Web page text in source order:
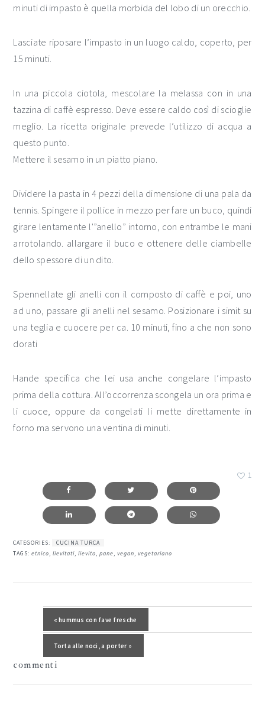
minuti di impasto è quella morbida del lobo di un orecchio.
Lasciate riposare l’impasto in un luogo caldo, coperto, per
15 minuti.
In una piccola ciotola, mescolare la melassa con in una
tazzina di caffè espresso. Deve essere caldo così di scioglie
meglio. La ricetta originale prevede l’utilizzo di acqua a
questo punto.
Mettere il sesamo in un piatto piano.
Dividere la pasta in 4 pezzi della dimensione di una pala da
tennis. Spingere il pollice in mezzo per fare un buco, quindi
girare lentamente l'”anello” intorno, con entrambe le mani
arrotolando. allargare il buco e ottenere delle ciambelle
dello spessore di un dito.
Spennellate gli anelli con il composto di caffè e poi, uno
ad uno, passare gli anelli nel sesamo. Posizionare i simit su
una teglia e cuocere per ca. 10 minuti, fino a che non sono
dorati
Hande specifica che lei usa anche congelare l’impasto
prima della cottura. All’occorrenza scongela un ora prima e
li cuoce, oppure da congelati li mette direttamente in
forno ma servono una ventina di minuti.
1
CATEGORIES:
CUCINA TURCA
TAGS:etnico,lievitati,lievito,pane,vegan,vegetariano
Post precedente:
« hummus con fave fresche
Post successivo:
Torta alle noci, a porter »
lettore
commenti